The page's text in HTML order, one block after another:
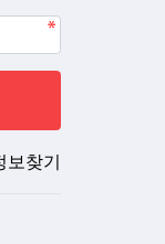
보찾기